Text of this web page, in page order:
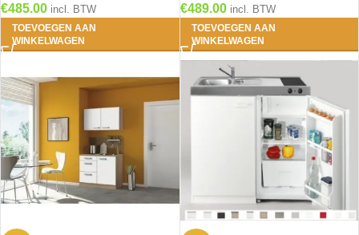
€485.00 incl. BTW
TOEVOEGEN AAN
WINKELWAGEN
0103
€489.00 incl. BTW
TOEVOEGEN AAN
WINKELWAGEN